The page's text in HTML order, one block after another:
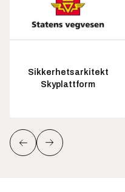
Sikkerhetsarkitekt
Skyplattform